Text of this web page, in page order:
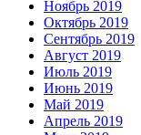
Ноябрь 2019
Октябрь 2019
Сентябрь 2019
Август 2019
Июль 2019
Июнь 2019
Май 2019
Апрель 2019